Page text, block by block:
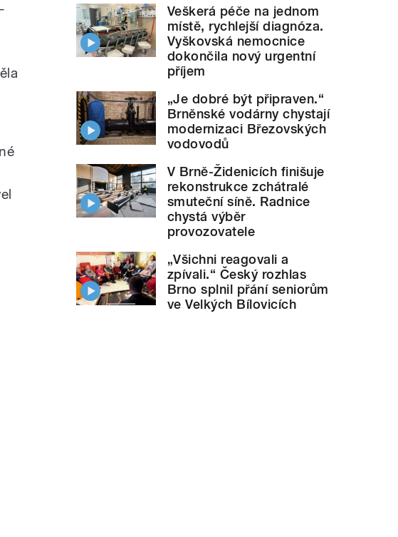
Veškerá péče na jednom
místě, rychlejší diagnóza.
Vyškovská nemocnice
dokončila nový urgentní
příjem
„Je dobré být připraven.“
Brněnské vodárny chystají
modernizaci Březovských
vodovodů
V Brně-Židenicích finišuje
rekonstrukce zchátralé
smuteční síně. Radnice
chystá výběr
provozovatele
„Všichni reagovali a
zpívali.“ Český rozhlas
Brno splnil přání seniorům
ve Velkých Bílovicích